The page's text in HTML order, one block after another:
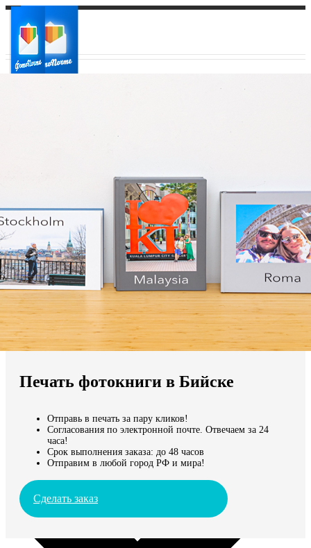
Мы доставляем по всему миру
Продолжить без города
Печать фотокниги в Бийске
Отправь в печать за пару кликов!
Согласования по электронной почте. Отвечаем за 24
часа!
Срок выполнения заказа: до 48 часов
Отправим в любой город РФ и мира!
Сделать заказ